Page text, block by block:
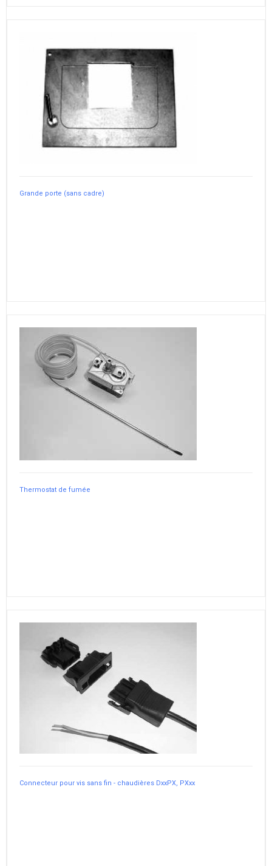
Grande porte (sans cadre)
Thermostat de fumée
Connecteur pour vis sans fin - chaudières DxxPX, PXxx